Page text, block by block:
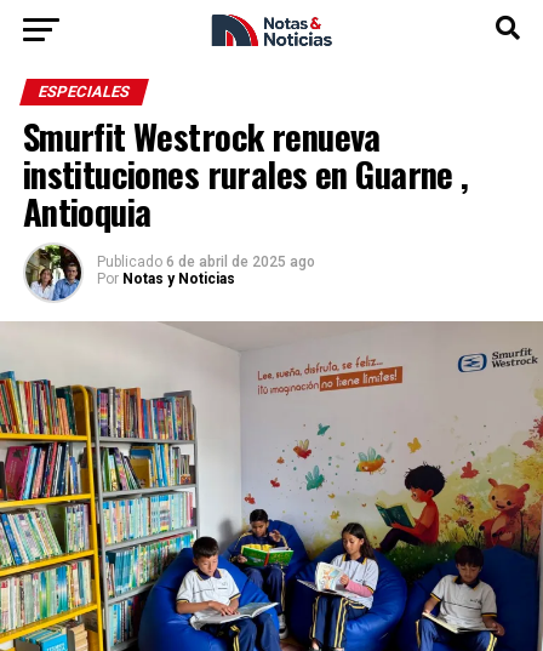
ESPECIALES
Smurfit Westrock renueva
instituciones rurales en Guarne ,
Antioquia
Publicado 6 de abril de 2025 ago
Por Notas y Noticias